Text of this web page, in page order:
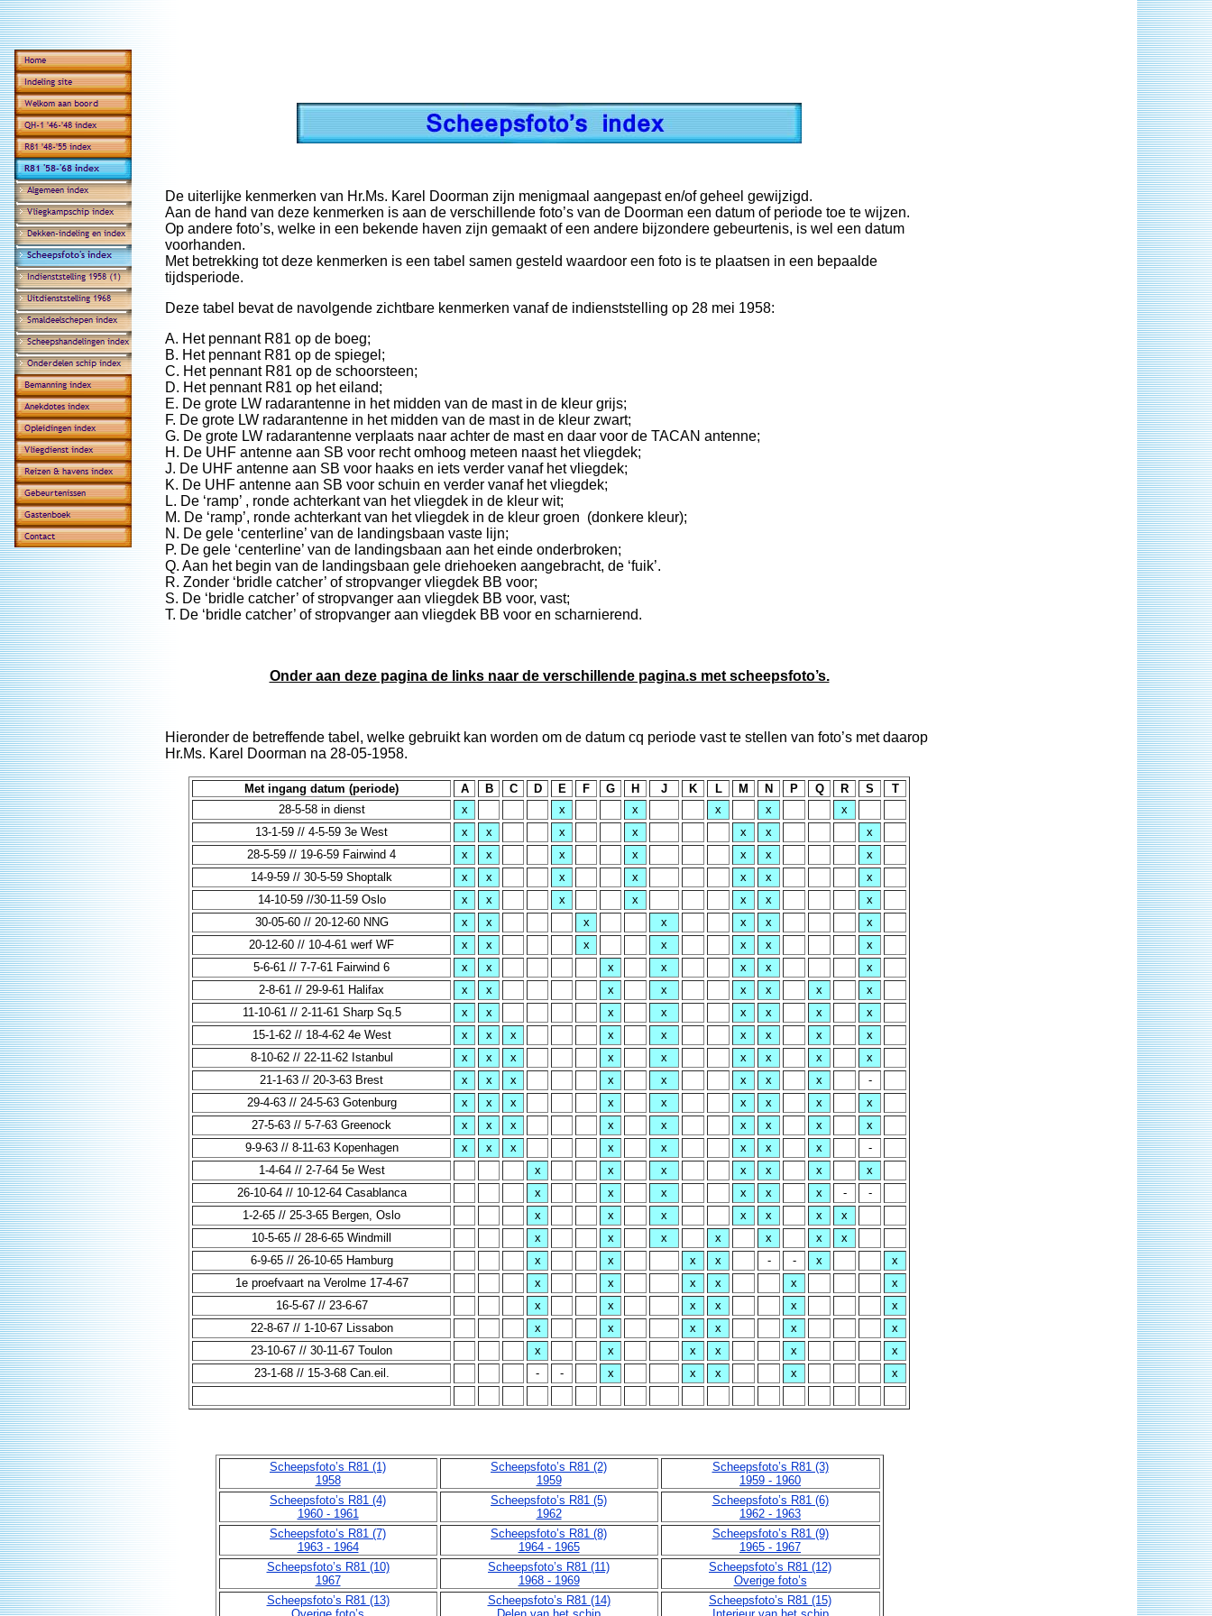
De uiterlijke kenmerken van Hr.Ms. Karel Doorman zijn menigmaal aangepast en/of geheel gewijzigd.
Aan de hand van deze kenmerken is aan de verschillende foto’s van de Doorman een datum of periode toe te wijzen.
Op andere foto’s, welke in een bekende haven zijn gemaakt of een andere bijzondere gebeurtenis, is wel een datum
voorhanden.
Met betrekking tot deze kenmerken is een tabel samen gesteld waardoor een foto is te plaatsen in een bepaalde
tijdsperiode.
Deze tabel bevat de navolgende zichtbare kenmerken vanaf de indienststelling op 28 mei 1958:
A. Het pennant R81 op de boeg;
B. Het pennant R81 op de spiegel;
C. Het pennant R81 op de schoorsteen;
D. Het pennant R81 op het eiland;
E. De grote LW radarantenne in het midden van de mast in de kleur grijs;
F. De grote LW radarantenne in het midden van de mast in de kleur zwart;
G. De grote LW radarantenne verplaats naar achter de mast en daar voor de TACAN antenne;
H. De UHF antenne aan SB voor recht omhoog meteen naast het vliegdek;
J. De UHF antenne aan SB voor haaks en iets verder vanaf het vliegdek;
K. De UHF antenne aan SB voor schuin en verder vanaf het vliegdek;
L. De ‘ramp’ , ronde achterkant van het vliegdek in de kleur wit;
M. De ‘ramp’, ronde achterkant van het vliegdek in de kleur groen (donkere kleur);
N. De gele ‘centerline’ van de landingsbaan vaste lijn;
P. De gele ‘centerline’ van de landingsbaan aan het einde onderbroken;
Q. Aan het begin van de landingsbaan gele driehoeken aangebracht, de ‘fuik’.
R. Zonder ‘bridle catcher’ of stropvanger vliegdek BB voor;
S. De ‘bridle catcher’ of stropvanger aan vliegdek BB voor, vast;
T. De ‘bridle catcher’ of stropvanger aan vliegdek BB voor en scharnierend.
Onder aan deze pagina de links naar de verschillende pagina.s met scheepsfoto’s.
Hieronder de betreffende tabel, welke gebruikt kan worden om de datum cq periode vast te stellen van foto’s met daarop
Hr.Ms. Karel Doorman na 28-05-1958.
Met ingang datum (periode) A B C D E F G H J K L M N P Q R S
T
28-5-58 in dienst
x x x x x
x
13-1-59 // 4-5-59 3e West
x x x x x x
x
28-5-59 // 19-6-59 Fairwind 4
x x x x x x
x
14-9-59 // 30-5-59 Shoptalk
x x x x x x
x
14-10-59 //30-11-59 Oslo
x x x x x x
x
30-05-60 // 20-12-60 NNG
x x x x x x
x
20-12-60 // 10-4-61 werf WF
x x x x x x
x
5-6-61 // 7-7-61 Fairwind 6
x x x x x x
x
2-8-61 // 29-9-61 Halifax
x x x x x x x
x
11-10-61 // 2-11-61 Sharp Sq.5
x x x x x x x
x
15-1-62 // 18-4-62 4e West
x x x x x x x x
x
8-10-62 // 22-11-62 Istanbul
x x x x x x x x
x
21-1-63 // 20-3-63 Brest
x x x x x x x x
-
29-4-63 // 24-5-63 Gotenburg
x x x x x x x x
x
27-5-63 // 5-7-63 Greenock
x x x x x x x x
x
9-9-63 // 8-11-63 Kopenhagen
x x x x x x x x
-
1-4-64 // 2-7-64 5e West
x x x x x x
x
26-10-64 // 10-12-64 Casablanca
x x x x x x -
-
1-2-65 // 25-3-65 Bergen, Oslo
x x x x x x
x
10-5-65 // 28-6-65 Windmill
x x x x x x
x
6-9-65 // 26-10-65 Hamburg
x x x x - - x
x
1e proefvaart na Verolme 17-4-67
x x x x x
x
16-5-67 // 23-6-67
x x x x x
x
22-8-67 // 1-10-67 Lissabon
x x x x x
x
23-10-67 // 30-11-67 Toulon
x x x x x
x
23-1-68 // 15-3-68 Can.eil.
- - x x x x x
Scheepsfoto’s R81 (1)
1958
Scheepsfoto’s R81 (2)
1959
Scheepsfoto’s R81 (3)
1959 - 1960
Scheepsfoto’s R81 (4)
1960 - 1961
Scheepsfoto’s R81 (5)
1962
Scheepsfoto’s R81 (6)
1962 - 1963
Scheepsfoto’s R81 (7)
1963 - 1964
Scheepsfoto’s R81 (8)
1964 - 1965
Scheepsfoto’s R81 (9)
1965 - 1967
Scheepsfoto’s R81 (10)
1967
Scheepsfoto’s R81 (11)
1968 - 1969
Scheepsfoto’s R81 (12)
Overige foto’s
Scheepsfoto’s R81 (13)
Scheepsfoto’s R81 (14)
Scheepsfoto’s R81 (15)